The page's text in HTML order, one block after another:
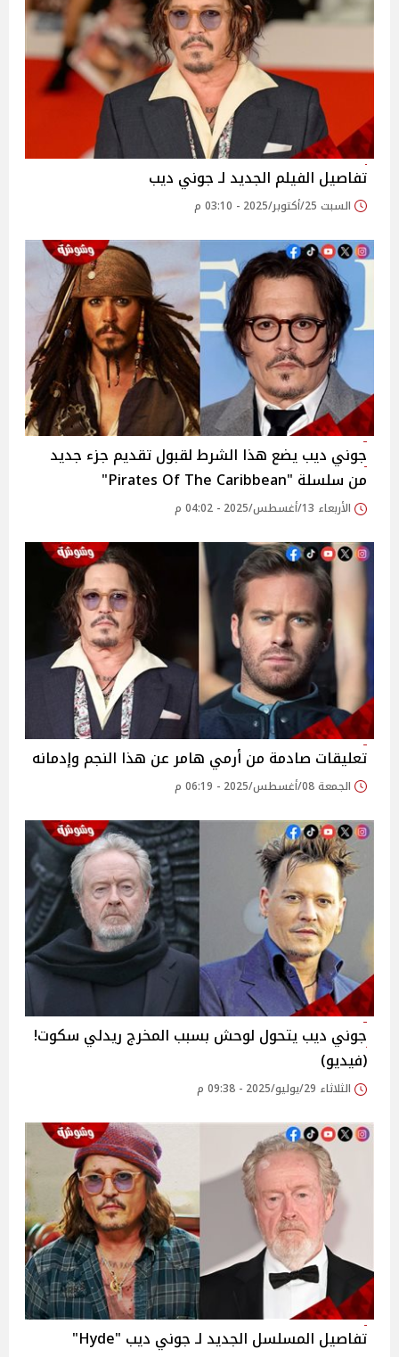
تفاصيل الفيلم الجديد لـ جوني ديب
السبت 25/أكتوبر/2025 - 03:10 م
جوني ديب يضع هذا الشرط لقبول تقديم جزء جديد
من سلسلة "Pirates Of The Caribbean"
الأربعاء 13/أغسطس/2025 - 04:02 م
تعليقات صادمة من أرمي هامر عن هذا النجم وإدمانه
الجمعة 08/أغسطس/2025 - 06:19 م
جوني ديب يتحول لوحش بسبب المخرج ريدلي سكوت!
(فيديو)
الثلاثاء 29/يوليو/2025 - 09:38 م
تفاصيل المسلسل الجديد لـ جوني ديب "Hyde"